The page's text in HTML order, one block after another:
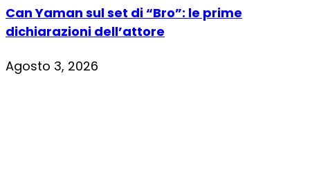
Can Yaman sul set di “Bro”: le prime
dichiarazioni dell’attore
Agosto 3, 2026